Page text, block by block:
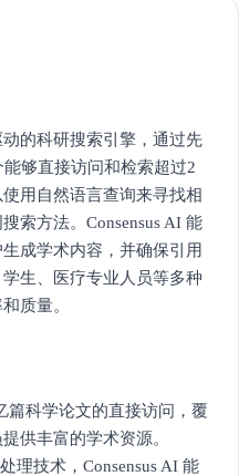
的科研搜索引擎，通过先
够直接访问和检索超过2
用自然语言查询来寻找相
索方法。Consensus AI 能
成学术内容，并确保引用
生、医疗专业人员等多种
质量。
篇科学论文的直接访问，覆
供丰富的学术资源。
理技术，Consensus AI 能